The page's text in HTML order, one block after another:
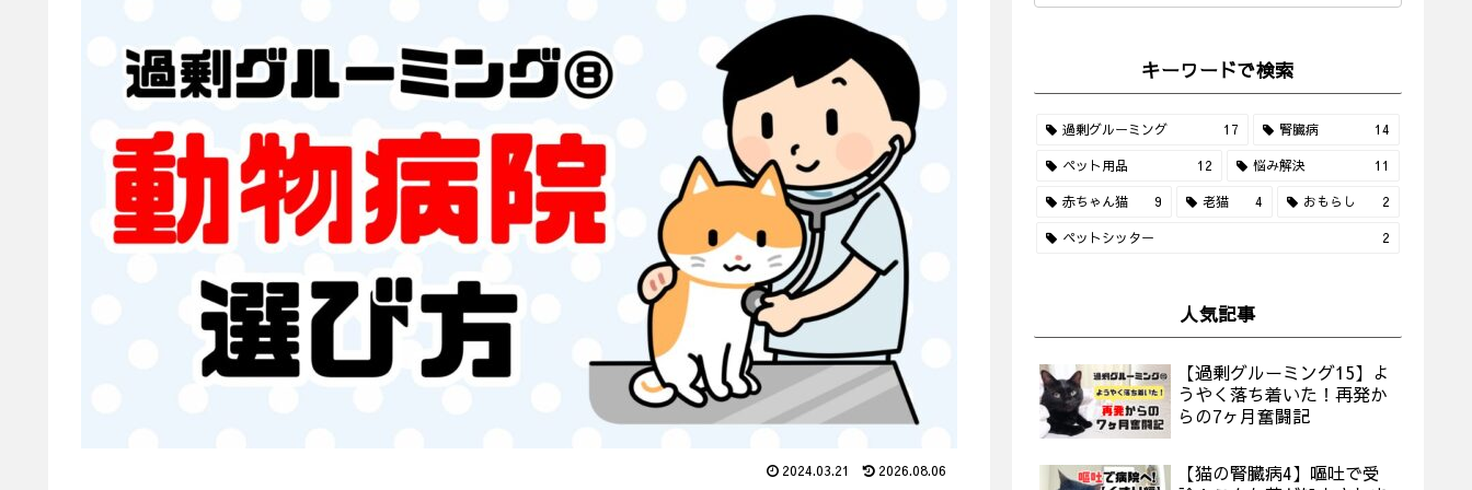
2024.03.21 2026.08.06
キーワードで検索
過剰グルーミング 17 腎臓病 14
ペット用品 12 悩み解決 11
赤ちゃん猫 9 老猫 4 おもらし 2
ペットシッター 2
人気記事
【過剰グルーミング15】よ
うやく落ち着いた！再発か
らの7ヶ月奮闘記
【猫の腎臓病4】嘔吐で受